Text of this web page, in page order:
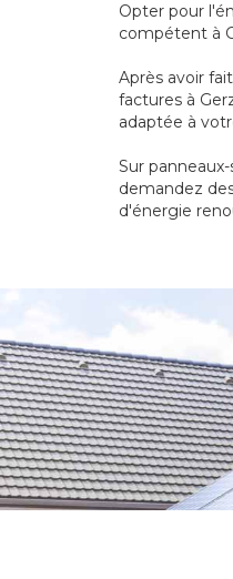
Opter pour
compétent à
Après avoir
factures à
adaptée à
Sur
demandez
d'énergie